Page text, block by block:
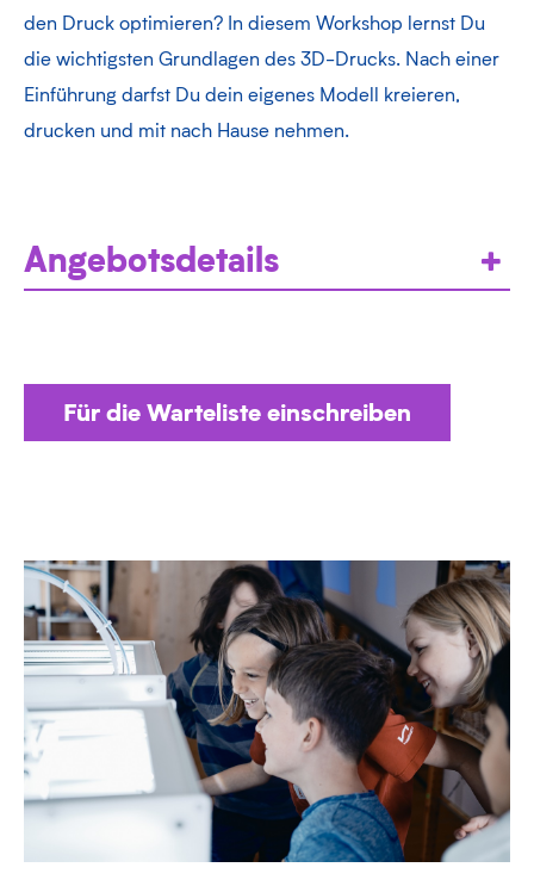
den Druck optimieren? In diesem Workshop lernst Du
die wichtigsten Grundlagen des 3D-Drucks. Nach einer
Einführung darfst Du dein eigenes Modell kreieren,
drucken und mit nach Hause nehmen.
Angebotsdetails
Für die Warteliste einschreiben